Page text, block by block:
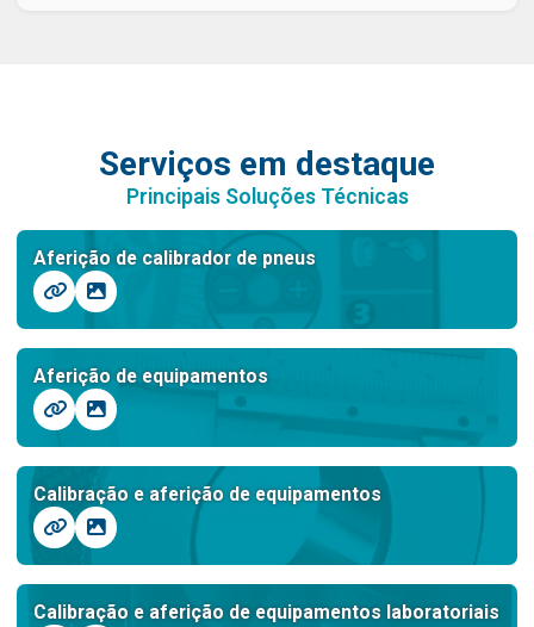
Serviços em destaque
Principais Soluções Técnicas
Aferição de calibrador de pneus
Aferição de equipamentos
Calibração e aferição de equipamentos
Calibração e aferição de equipamentos laboratoriais